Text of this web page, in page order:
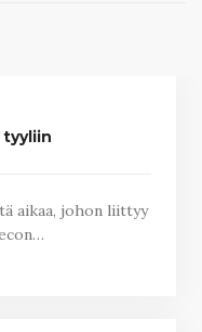
aikaa, johon liittyy